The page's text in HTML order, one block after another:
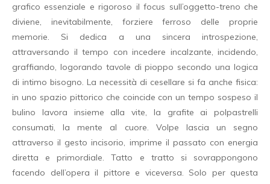
grafico essenziale e rigoroso il focus sull’oggetto-treno che
diviene, inevitabilmente, forziere ferroso delle proprie
memorie. Si dedica a una sincera introspezione,
attraversando il tempo con incedere incalzante, incidendo,
graffiando, logorando tavole di pioppo secondo una logica
di intimo bisogno. La necessità di cesellare si fa anche fisica:
in uno spazio pittorico che coincide con un tempo sospeso il
bulino lavora insieme alla vite, la grafite ai polpastrelli
consumati, la mente al cuore. Volpe lascia un segno
attraverso il gesto incisorio, imprime il passato con energia
diretta e primordiale. Tatto e tratto si sovrappongono
facendo dell’opera il pittore e viceversa. Solo per questa